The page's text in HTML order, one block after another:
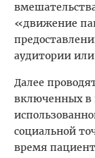
«движение
аудитории
Далее
включенных в
социальной
время